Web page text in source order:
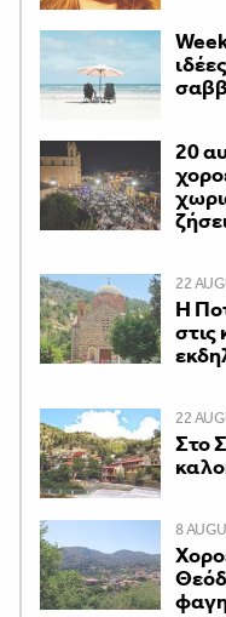
20
22
Η
στις
22
Στο
8